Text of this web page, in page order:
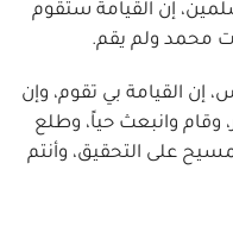
إن القيامة ستقوم
محمد ولم يقم.
إن القيامة بي تقوم، وإن
وقام وانبعث حياً، وطلع
على التحقيق، وأنتم